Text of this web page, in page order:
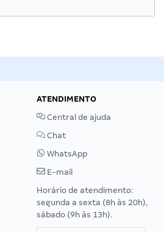
ATENDIMENTO
Central de ajuda
Chat
WhatsApp
E-mail
Horário de atendimento:
segunda a sexta (8h às 20h),
sábado (9h às 13h).